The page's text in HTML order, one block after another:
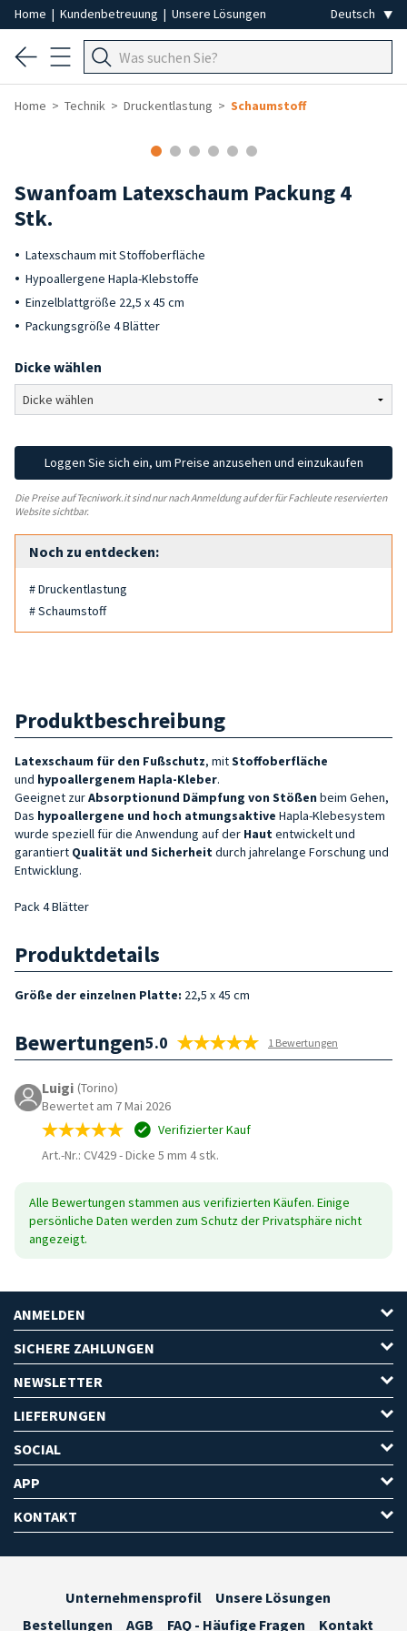
Home | Kundenbetreuung | Unsere Lösungen
Home Technik Druckentlastung Schaumstoff
Swanfoam Latexschaum Packung 4
Stk.
Latexschaum mit Stoffoberfläche
Hypoallergene Hapla-Klebstoffe
Einzelblattgröße 22,5 x 45 cm
Packungsgröße 4 Blätter
Dicke wählen
Loggen Sie sich ein, um Preise anzusehen und einzukaufen
Die Preise auf Tecniwork.it sind nur nach Anmeldung auf der für Fachleute reservierten
Website sichtbar.
Noch zu entdecken:
# Druckentlastung
# Schaumstoff
Produktbeschreibung
Latexschaum für den Fußschutz, mitStoffoberfläche
und hypoallergenem Hapla-Kleber.
Geeignet zurAbsorptionund Dämpfung von Stößen beim Gehen,
Das hypoallergene und hoch atmungsaktive Hapla-Klebesystem
wurde speziell für die Anwendung auf der Haut entwickelt und
garantiert Qualität und Sicherheit durch jahrelange Forschung und
Entwicklung.
Pack 4 Blätter
Produktdetails
Größe der einzelnen Platte: 22,5 x 45 cm
Bewertungen5.0 1 Bewertungen
Luigi (Torino)
Bewertet am 7 Mai 2026
Verifizierter Kauf
Art.-Nr.: CV429-Dicke 5 mm 4 stk.
Alle Bewertungen stammen aus verifizierten Käufen. Einige
persönliche Daten werden zum Schutz der Privatsphäre nicht
angezeigt.
ANMELDEN
SICHERE ZAHLUNGEN
NEWSLETTER
LIEFERUNGEN
SOCIAL
APP
KONTAKT
Unternehmensprofil
Unsere Lösungen
Bestellungen
AGB FAQ - Häufige Fragen Kontakt